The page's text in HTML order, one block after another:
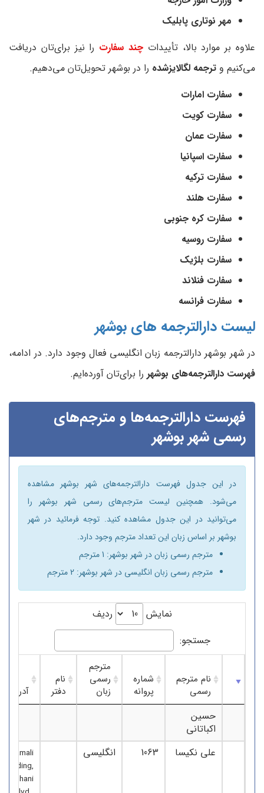
مهر نوتاری پابلیک
علاوه بر موارد بالا، تأییدات چند سفارت را نیز برای‌تان دریافت
می‌کنیم و ترجمه لگالایزشده را در بوشهر تحویل‌تان می‌دهیم.
سفارت امارات
سفارت کویت
سفارت عمان
سفارت اسپانیا
سفارت ترکیه
سفارت هلند
سفارت کره جنوبی
سفارت روسیه
سفارت بلژیک
سفارت فنلاند
سفارت فرانسه
لیست دارالترجمه های بوشهر
در شهر بوشهر دارالترجمه زبان انگلیسی فعال وجود دارد. در ادامه،
فهرست دارالترجمه‌های بوشهر را برای‌تان آورده‌ایم.
فهرست دارالترجمه‌ها و مترجم‌های
رسمی شهر بوشهر
در این جدول فهرست دارالترجمه‌های شهر بوشهر مشاهده
می‌شود. همچنین لیست مترجم‌های رسمی شهر بوشهر را
می‌توانید در این جدول مشاهده کنید. توجه فرمائید در شهر
بوشهر بر اساس زبان این تعداد مترجم وجود دارد.
مترجم رسمی زبان در شهر بوشهر: 1 مترجم
مترجم رسمی زبان انگلیسی در شهر بوشهر: 2 مترجم
نمایش
ردیف
جستجو:
نام مترجم
رسمی
شماره
پروانه
مترجم
رسمی
زبان
نام
دفتر
آدرس
حسین
اکباتانی
علی نکیسا
1063 انگلیسی
Jamali
Building,